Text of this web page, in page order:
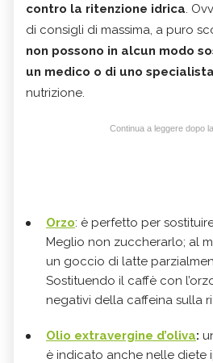
contro la ritenzione idrica.
di consigli di massima, a puro
non possono in alcun modo
un medico o di uno specialista
nutrizione.
Continua a leggere dopo
Orzo: è perfetto per
Meglio non zuccherarlo; al
un goccio di latte
Sostituendo il caffè con
negativi della caffeina sulla
Olio extravergine d’oliva:
è indicato anche nelle diete